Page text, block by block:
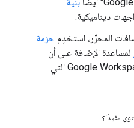
ديناميكية.
حزمة
لمساعدة الإضافة على أن
تبدو وتعمل مثل محرّرات Google Workspace التي
مفيدًا؟